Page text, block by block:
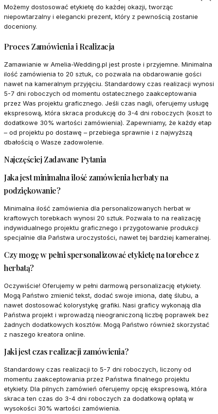
Możemy dostosować etykietę do każdej okazji, tworząc
niepowtarzalny i elegancki prezent, który z pewnością zostanie
doceniony.
Proces Zamówienia i Realizacja
Zamawianie w Amelia-Wedding.pl jest proste i przyjemne. Minimalna
ilość zamówienia to 20 sztuk, co pozwala na obdarowanie gości
nawet na kameralnym przyjęciu. Standardowy czas realizacji wynosi
5-7 dni roboczych od momentu ostatecznego zaakceptowania
przez Was projektu graficznego. Jeśli czas nagli, oferujemy usługę
ekspresową, która skraca produkcję do 3-4 dni roboczych (koszt to
dodatkowe 30% wartości zamówienia). Zapewniamy, że każdy etap
– od projektu po dostawę – przebiega sprawnie i z najwyższą
dbałością o Wasze zadowolenie.
Najczęściej Zadawane Pytania
Jaka jest minimalna ilość zamówienia herbaty na
podziękowanie?
Minimalna ilość zamówienia dla personalizowanych herbat w
kraftowych torebkach wynosi 20 sztuk. Pozwala to na realizację
indywidualnego projektu graficznego i przygotowanie produkcji
specjalnie dla Państwa uroczystości, nawet tej bardziej kameralnej.
Czy mogę w pełni spersonalizować etykietę na torebce z
herbatą?
Oczywiście! Oferujemy w pełni darmową personalizację etykiety.
Mogą Państwo zmienić tekst, dodać swoje imiona, datę ślubu, a
nawet dostosować kolorystykę grafiki. Nasi graficy wykonają dla
Państwa projekt i wprowadzą nieograniczoną liczbę poprawek bez
żadnych dodatkowych kosztów. Mogą Państwo również skorzystać
z naszego kreatora online.
Jaki jest czas realizacji zamówienia?
Standardowy czas realizacji to 5-7 dni roboczych, liczony od
momentu zaakceptowania przez Państwa finalnego projektu
etykiety. Dla pilnych zamówień oferujemy opcję ekspresową, która
skraca ten czas do 3-4 dni roboczych za dodatkową opłatą w
wysokości 30% wartości zamówienia.